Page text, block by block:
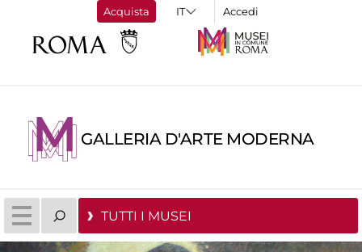
Acquista Accedi
GALLERIA D'ARTE MODERNA
TUTTI I MUSEI